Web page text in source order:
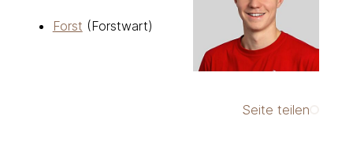
Forst (Forstwart)
Seite teilen